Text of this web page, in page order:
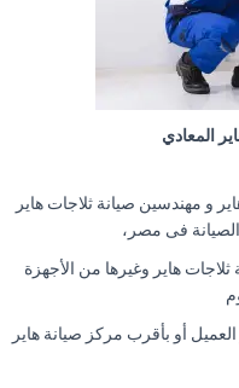
المعادي
و مهندسين صيانة ثلاجات هاير
فى مصر،
هاير وغيرها من الأجهزة
أو بأقرب مركز صيانة هاير